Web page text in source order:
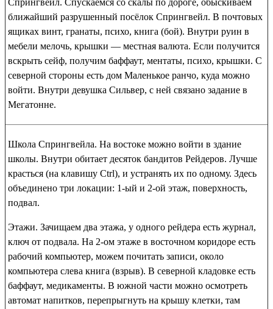
Спрингвейл. Спускаемся со скалы по дороге, обыскиваем
ближайший разрушенный посёлок Спрингвейл. В почтовых
ящиках винт, гранаты, психо, книга (бой). Внутри руин в
мебели мелочь, крышки — местная валюта. Если получится
вскрыть сейф, получим баффаут, ментаты, психо, крышки. С
северной стороны есть дом Маленькое ранчо, куда можно
войти. Внутри девушка Сильвер, с ней связано задание в
Мегатонне.
Школа Спрингвейла. На востоке можно войти в здание
школы. Внутри обитает десяток бандитов Рейдеров. Лучше
красться (на клавишу Ctrl), и устранять их по одному. Здесь
объединено три локации: 1-ый и 2-ой этаж, поверхность,
подвал.
Этажи. Зачищаем два этажа, у одного рейдера есть журнал,
ключ от подвала. На 2-ом этаже в восточном коридоре есть
рабочий компьютер, можем почитать записи, около
компьютера слева книга (взрыв). В северной кладовке есть
баффаут, медикаменты. В южной части можно осмотреть
автомат напитков, перепрыгнуть на крышу клетки, там